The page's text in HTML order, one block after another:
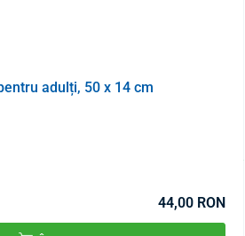
adulți, 50 x 14 cm
44,00 RON